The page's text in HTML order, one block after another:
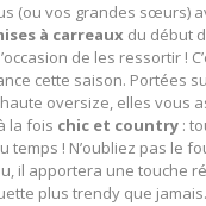
(ou vos grandes sœurs)
à carreaux du début
de les ressortir !
cette saison. Portées
oversize, elles vous
la fois chic et country :
temps ! N’oubliez pas le
il apportera une touche
plus trendy que jamais.